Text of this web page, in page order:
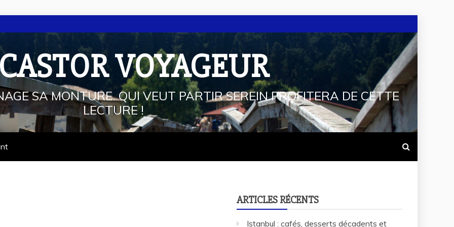
VOYAGEUR
SA MONTURE. QUI VEUT PARTIR SEREIN PROFITERA DE CETTE
LECTURE !
ARTICLES RÉCENTS
Istanbul : cafés, desserts décadents et